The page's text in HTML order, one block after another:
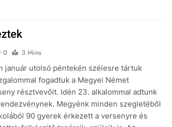
0
3 Mins
január utolsó péntekén szélesre tártuk
fogadtuk a Megyei Német
résztvevőit. Idén 23. alkalommal adtunk
Megyénk minden szegletéből
90 gyerek érkezett a versenyre és